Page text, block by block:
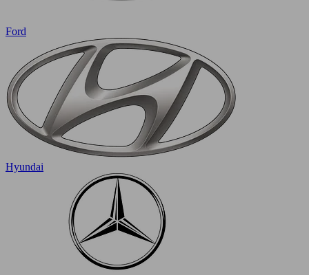
Ford
Hyundai